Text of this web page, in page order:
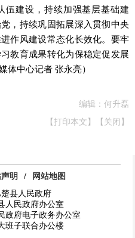
伍建设，持续加强基层基础建
，持续巩固拓展深入贯彻中央
作风建设常态化长效化。要牢
教育成果转化为保稳定促发展
体中心记者 张永亮）
编辑：何升磊
【打印本文】
【关闭】
明 /
网站地图
县人民政府
人民政府办公室
政府电子政务办公室
班子联合办公楼